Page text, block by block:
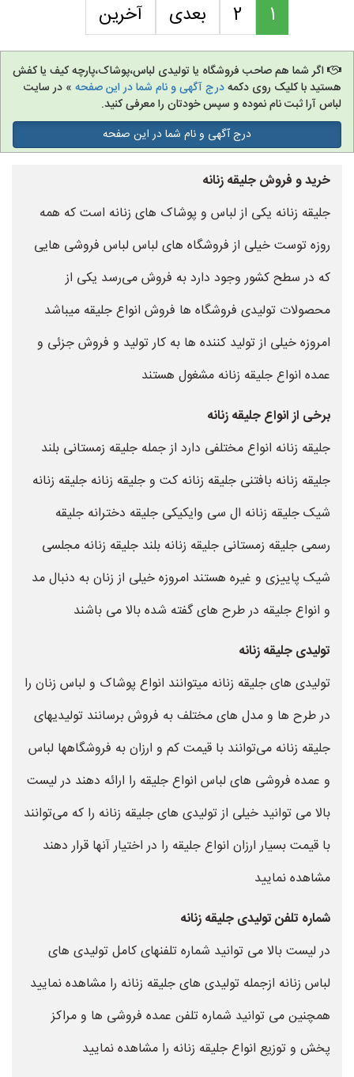
1
2 بعدی آخرین
اگر شما هم صاحب فروشگاه یا تولیدی لباس،پوشاک،پارچه کیف یا کفش
هستید با کلیک روی دکمهدرج آگهی و نام شما در این صفحه » در سایت
لباس آرا ثبت نام نموده و سپس خودتان را معرفی کنید.
درج آگهی و نام شما در این صفحه
خرید و فروش جلیقه زنانه
جلیقه زنانه یکی از لباس و پوشاک های زنانه است که همه
روزه توست خیلی از فروشگاه های لباس لباس فروشی هایی
که در سطح کشور وجود دارد به فروش می‌رسد یکی از
محصولات تولیدی فروشگاه ها فروش انواع جلیقه میباشد
امروزه خیلی از تولید کننده ها به کار تولید و فروش جزئی و
عمده انواع جلیقه زنانه مشغول هستند
برخی از انواع جلیقه زنانه
جلیقه زنانه انواع مختلفی دارد از جمله جلیقه زمستانی بلند
جلیقه زنانه بافتنی جلیقه زنانه کت و جلیقه زنانه جلیقه زنانه
شیک جلیقه زنانه ال سی وایکیکی جلیقه دخترانه جلیقه
رسمی جلیقه زمستانی جلیقه زنانه بلند جلیقه زنانه مجلسی
شیک پاییزی و غیره هستند امروزه خیلی از زنان به دنبال مد
و انواع جلیقه در طرح های گفته شده بالا می باشند
تولیدی جلیقه زنانه
تولیدی های جلیقه زنانه میتوانند انواع پوشاک و لباس زنان را
در طرح ها و مدل های مختلف به فروش برسانند تولیدیهای
جلیقه زنانه می‌توانند با قیمت کم و ارزان به فروشگاهها لباس
و عمده فروشی های لباس انواع جلیقه را ارائه دهند در لیست
بالا می توانید خیلی از تولیدی های جلیقه زنانه را که می‌توانند
با قیمت بسیار ارزان انواع جلیقه را در اختیار آنها قرار دهند
مشاهده نمایید
شماره تلفن تولیدی جلیقه زنانه
در لیست بالا می توانید شماره تلفنهای کامل تولیدی های
لباس زنانه ازجمله تولیدی های جلیقه زنانه را مشاهده نمایید
همچنین می توانید شماره تلفن عمده فروشی ها و مراکز
پخش و توزیع انواع جلیقه زنانه را مشاهده نمایید